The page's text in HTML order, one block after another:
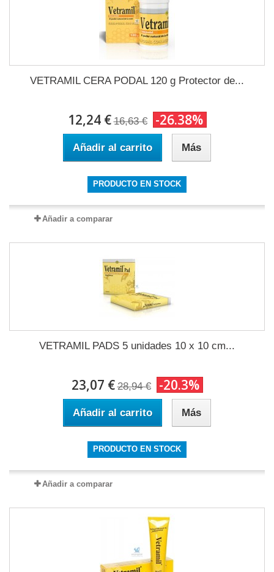
VETRAMIL CERA PODAL 120 g Protector de...
12,24 € 16,63 € -26.38%
Añadir al carrito Más
PRODUCTO EN STOCK
Añadir a comparar
VETRAMIL PADS 5 unidades 10 x 10 cm...
23,07 € 28,94 € -20.3%
Añadir al carrito Más
PRODUCTO EN STOCK
Añadir a comparar